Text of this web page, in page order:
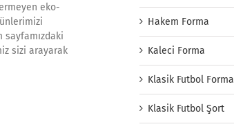
eko-
sayfamızdaki
sizi arayarak
Hakem Forma
Kaleci Forma
Klasik Futbol Forma
Klasik Futbol Şort